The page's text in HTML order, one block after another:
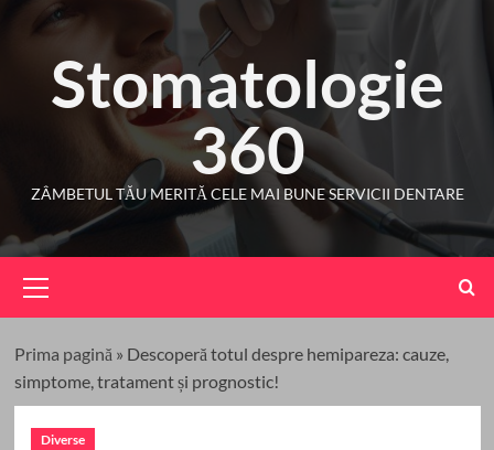
contentStomatologie
360
ZÂMBETUL TĂU MERITĂ CELE MAI BUNE SERVICII DENTARE
Menu
Prima pagină » Descoperă totul despre hemipareza: cauze,
simptome, tratament și prognostic!
Diverse